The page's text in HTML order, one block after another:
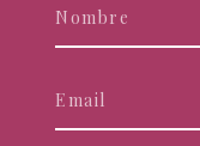
eres
deja